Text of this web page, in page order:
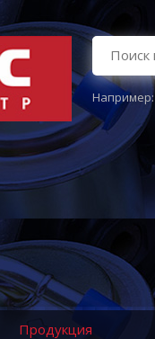
Например:
Продукция